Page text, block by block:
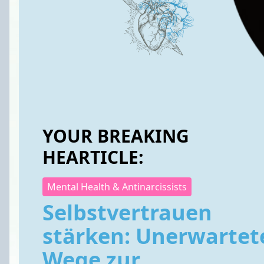
YOUR BREAKING
HEARTICLE:
Mental Health & Antinarcissists
Selbstvertrauen
stärken: